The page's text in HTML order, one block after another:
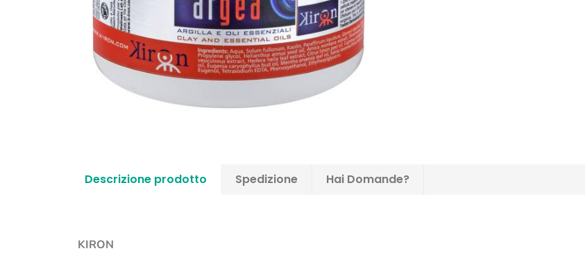
Descrizione prodotto Spedizione Hai Domande?
KIRON